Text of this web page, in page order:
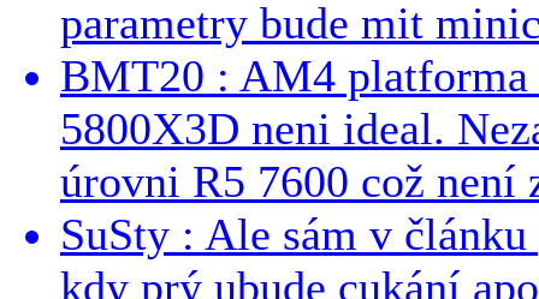
parametry bude mit
BMT20 : AM4 platforma
5800X3D neni ideal.
úrovni R5 7600 což není
SuSty : Ale sám v
kdy prý ubude cukání